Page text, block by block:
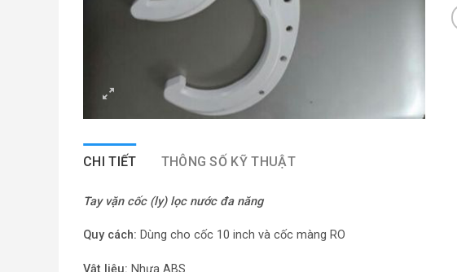
CHI TIẾT THÔNG SỐ KỸ THUẬT
Tay vặn cốc (ly) lọc nước đa năng
Quy cách: Dùng cho cốc 10 inch và cốc màng RO